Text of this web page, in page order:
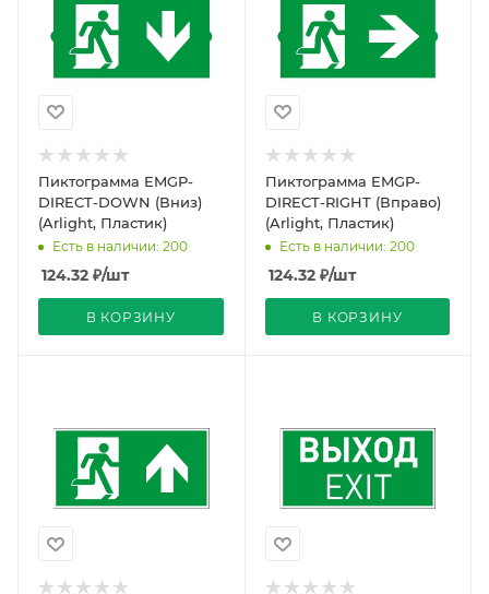
Пиктограмма EMGP-
DIRECT-DOWN (Вниз)
(Arlight, Пластик)
Есть в наличии: 200
124.32 ₽/шт
В КОРЗИНУ
Пиктограмма EMGP-
DIRECT-RIGHT (Вправо)
(Arlight, Пластик)
Есть в наличии: 200
124.32₽/шт
В КОРЗИНУ